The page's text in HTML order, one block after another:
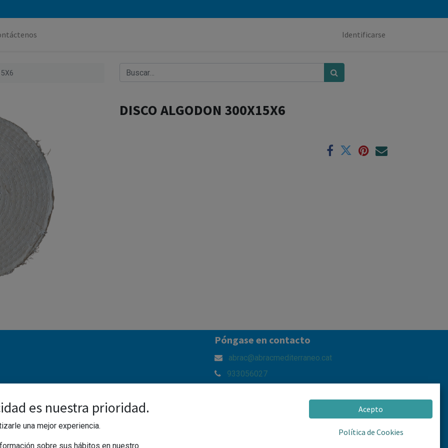
Identificarse
DISCO ALGODON 300X15X6
Póngase en contacto
abrac@abracmediterraneo.cat
933056027
Pg del Mar d'Alboran, 2 - 08918 Badalona
es nuestra prioridad.
una mejor experiencia.
sobre sus hábitos en nuestro
Acepto
Política de Cookies